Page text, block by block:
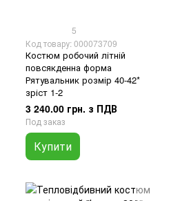
5
Код товару: 000073709
Костюм робочий літній
повсякденна форма
Рятувальник розмір 40-42*
зріст 1-2
3 240.00 грн. з ПДВ
Под заказ
Купити